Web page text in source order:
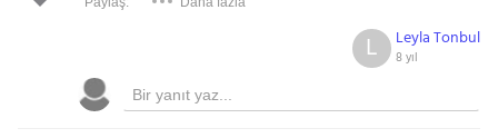
Leyla Tonbul
8 yıl
L